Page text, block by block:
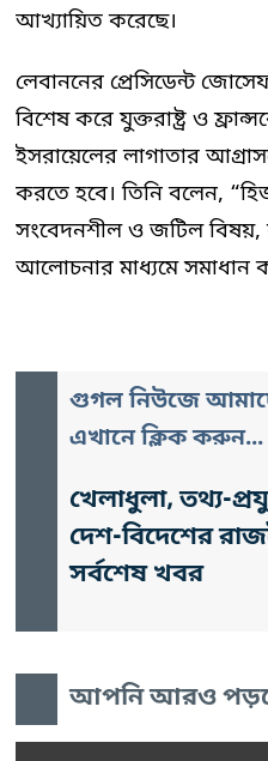
আখ্যায়িত করেছে।
লেবাননের প্রেসিডেন্ট
বিশেষ করে যুক্তরাষ্ট্র ও
ইসরায়েলের লাগাতার
করতে হবে। তিনি বলেন,
সংবেদনশীল ও জটিল বিষয়,
আলোচনার মাধ্যমে সমাধান
গুগল নিউজে
এখানে ক্লিক করুন...
খেলাধুলা, তথ্য-
দেশ-বিদেশের
সর্বশেষ খবর
আপনি আরও